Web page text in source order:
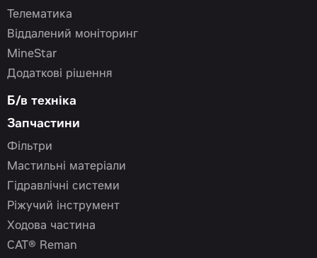
Телематика
Віддалений моніторинг
MineStar
Додаткові рішення
Б/в техніка
Запчастини
Фільтри
Мастильні матеріали
Гідравлічні системи
Ріжучий інструмент
Ходова частина
CAT® Reman